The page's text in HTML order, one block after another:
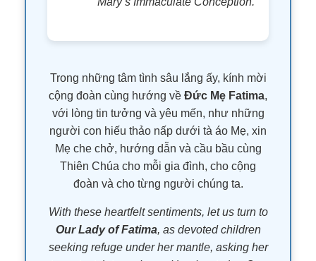
Trong những tâm tình sâu lắng ấy, kính mời
cộng đoàn cùng hướng về Đức Mẹ Fatima,
với lòng tin tưởng và yêu mến, như những
người con hiếu thảo nấp dưới tà áo Mẹ, xin
Mẹ che chở, hướng dẫn và cầu bầu cùng
Thiên Chúa cho mỗi gia đình, cho cộng
đoàn và cho từng người chúng ta.
With these heartfelt sentiments, let us turn to
Our Lady of Fatima, as devoted children
seeking refuge under her mantle, asking her